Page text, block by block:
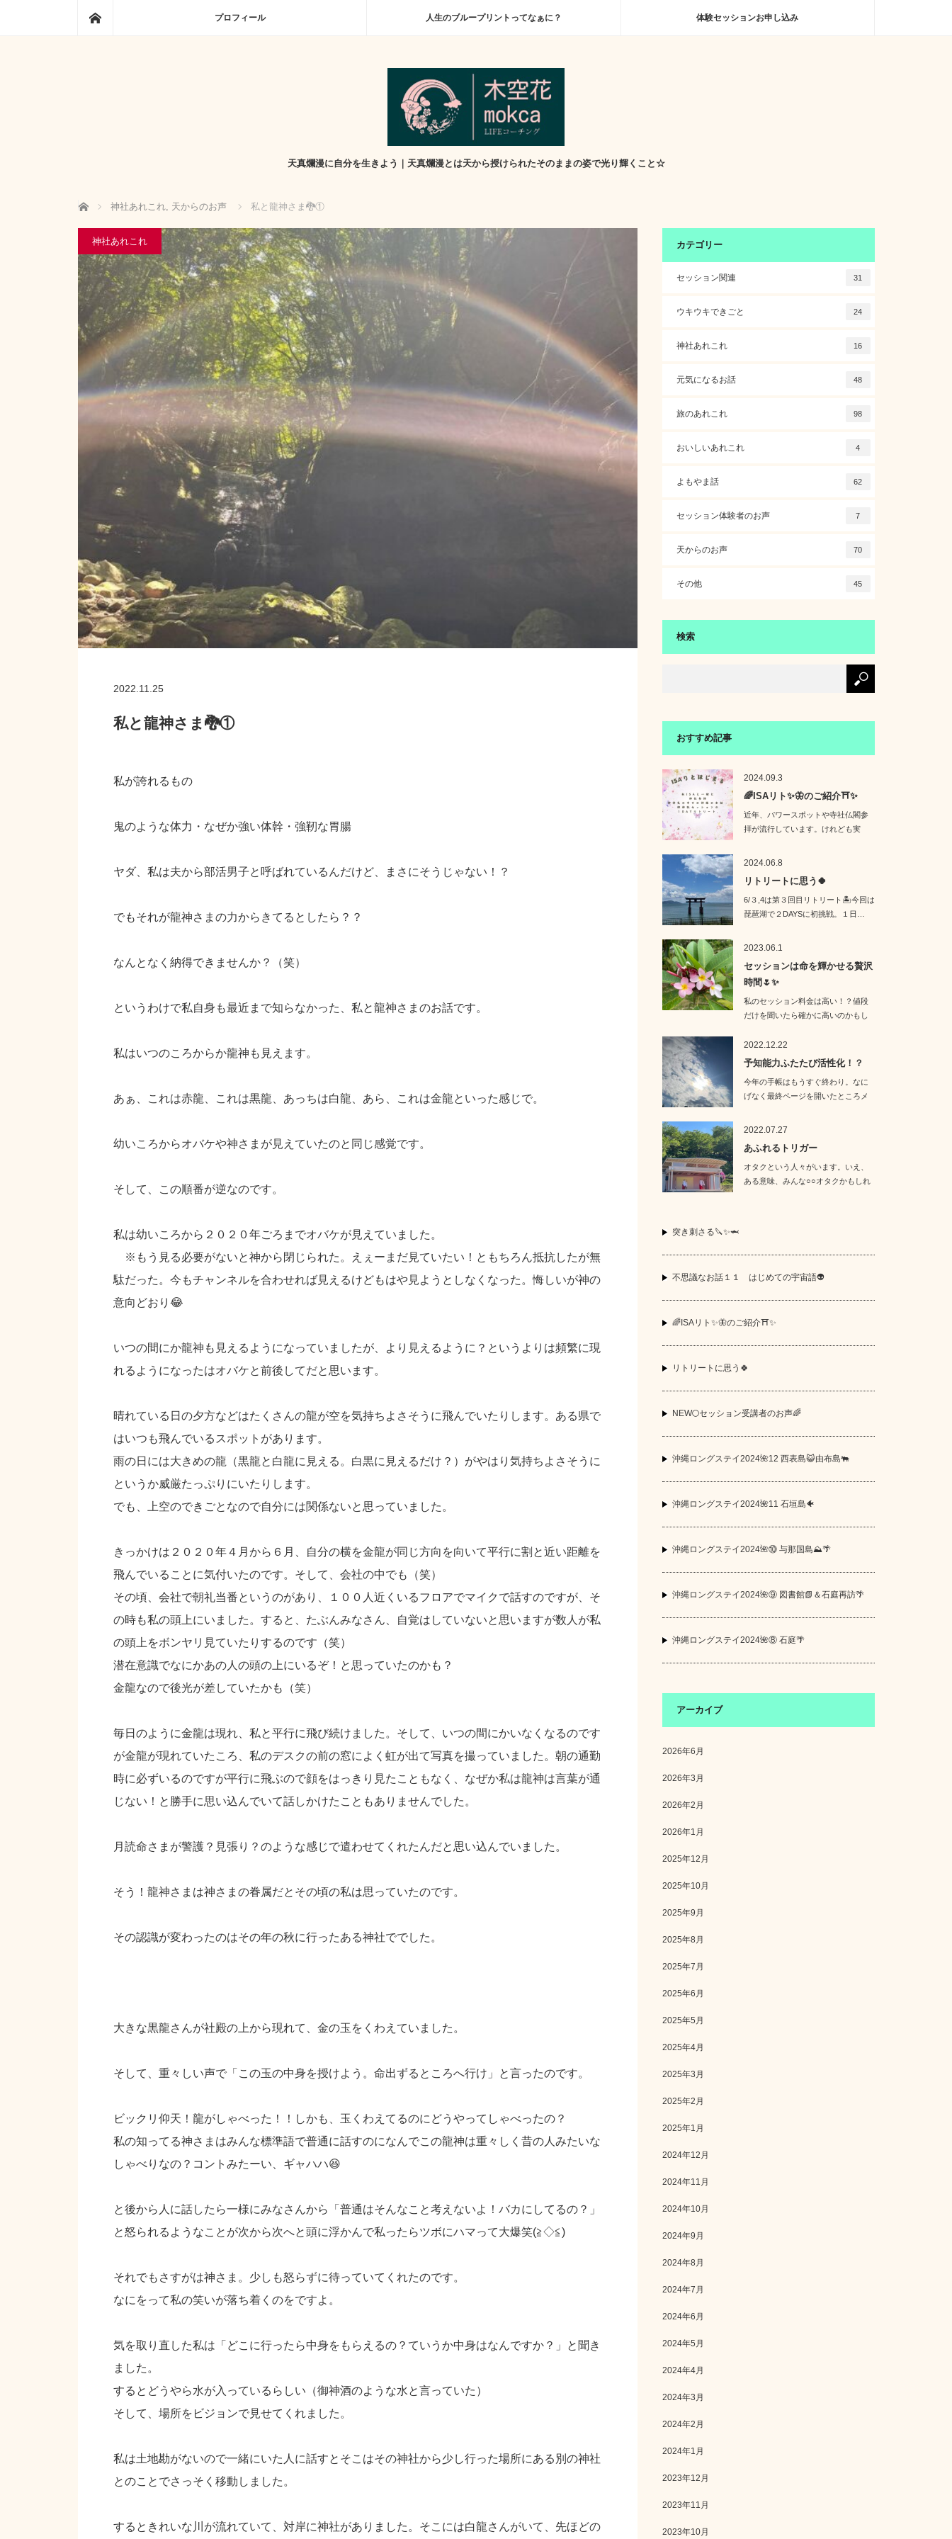
プロフィール 人生のブループリントってなぁに？ 体験セッションお申し込み
天真爛漫に自分を生きよう｜天真爛漫とは天から授けられたそのままの姿で光り輝くこと☆
ホーム 神社あれこれ, 天からのお声 私と龍神さま🐉①
神社あれこれ
2022.11.25
私と龍神さま🐉①
私が誇れるもの
鬼のような体力・なぜか強い体幹・強靭な胃腸
ヤダ、私は夫から部活男子と呼ばれているんだけど、まさにそうじゃない！？
でもそれが龍神さまの力からきてるとしたら？？
なんとなく納得できませんか？（笑）
というわけで私自身も最近まで知らなかった、私と龍神さまのお話です。
私はいつのころからか龍神も見えます。
あぁ、これは赤龍、これは黒龍、あっちは白龍、あら、これは金龍といった感じで。
幼いころからオバケや神さまが見えていたのと同じ感覚です。
そして、この順番が逆なのです。
私は幼いころから２０２０年ごろまでオバケが見えていました。
※もう見る必要がないと神から閉じられた。えぇーまだ見ていたい！ともちろん抵抗したが無
駄だった。今もチャンネルを合わせれば見えるけどもはや見ようとしなくなった。悔しいが神の
意向どおり😂
いつの間にか龍神も見えるようになっていましたが、より見えるように？というよりは頻繁に現
れるようになったはオバケと前後してだと思います。
晴れている日の夕方などはたくさんの龍が空を気持ちよさそうに飛んでいたりします。ある県で
はいつも飛んでいるスポットがあります。
雨の日には大きめの龍（黒龍と白龍に見える。白黒に見えるだけ？）がやはり気持ちよさそうに
というか威厳たっぷりにいたりします。
でも、上空のできごとなので自分には関係ないと思っていました。
きっかけは２０２０年４月から６月、自分の横を金龍が同じ方向を向いて平行に割と近い距離を
飛んでいることに気付いたのです。そして、会社の中でも（笑）
その頃、会社で朝礼当番というのがあり、１００人近くいるフロアでマイクで話すのですが、そ
の時も私の頭上にいました。すると、たぶんみなさん、自覚はしていないと思いますが数人が私
の頭上をボンヤリ見ていたりするのです（笑）
潜在意識でなにかあの人の頭の上にいるぞ！と思っていたのかも？
金龍なので後光が差していたかも（笑）
毎日のように金龍は現れ、私と平行に飛び続けました。そして、いつの間にかいなくなるのです
が金龍が現れていたころ、私のデスクの前の窓によく虹が出て写真を撮っていました。朝の通勤
時に必ずいるのですが平行に飛ぶので顔をはっきり見たこともなく、なぜか私は龍神は言葉が通
じない！と勝手に思い込んでいて話しかけたこともありませんでした。
月読命さまが警護？見張り？のような感じで遣わせてくれたんだと思い込んでいました。
そう！龍神さまは神さまの眷属だとその頃の私は思っていたのです。
その認識が変わったのはその年の秋に行ったある神社ででした。
大きな黒龍さんが社殿の上から現れて、金の玉をくわえていました。
そして、重々しい声で「この玉の中身を授けよう。命出ずるところへ行け」と言ったのです。
ビックリ仰天！龍がしゃべった！！しかも、玉くわえてるのにどうやってしゃべったの？
私の知ってる神さまはみんな標準語で普通に話すのになんでこの龍神は重々しく昔の人みたいな
しゃべりなの？コントみたーい、ギャハハ😆
と後から人に話したら一様にみなさんから「普通はそんなこと考えないよ！バカにしてるの？」
と怒られるようなことが次から次へと頭に浮かんで私ったらツボにハマって大爆笑(≧◇≦)
それでもさすがは神さま。少しも怒らずに待っていてくれたのです。
なにをって私の笑いが落ち着くのをですよ。
気を取り直した私は「どこに行ったら中身をもらえるの？ていうか中身はなんですか？」と聞き
ました。
するとどうやら水が入っているらしい（御神酒のような水と言っていた）
そして、場所をビジョンで見せてくれました。
私は土地勘がないので一緒にいた人に話すとそこはその神社から少し行った場所にある別の神社
とのことでさっそく移動しました。
するときれいな川が流れていて、対岸に神社がありました。そこには白龍さんがいて、先ほどの
カテゴリー
セッション関連 31
ウキウキできごと 24
神社あれこれ 16
元気になるお話 48
旅のあれこれ 98
おいしいあれこれ 4
よもやま話 62
セッション体験者のお声 7
天からのお声 70
その他 45
検索
おすすめ記事
2024.09.3
🌈ISAリト✨🦋のご紹介⛩️✨
近年、パワースポットや寺社仏閣参
拝が流行しています。けれども実
2024.06.8
リトリートに思う🍀
6/３,4は第３回目リトリート🏝️今回は
琵琶湖で２DAYSに初挑戦。１日…
2023.06.1
セッションは命を輝かせる贅沢
時間🌷✨
私のセッション料金は高い！？値段
だけを聞いたら確かに高いのかもし
2022.12.22
予知能力ふたたび活性化！？
今年の手帳はもうすぐ終わり。なに
げなく最終ページを開いたところメ
2022.07.27
あふれるトリガー
オタクという人々がいます。いえ、
ある意味、みんな○○オタクかもしれ
突き刺さる🔪✨🦈
不思議なお話１１ はじめての宇宙語👽
🌈ISAリト✨🦋のご紹介⛩️✨
リトリートに思う🍀
NEW🌕セッション受講者のお声🌈
沖縄ロングステイ2024🌺12 西表島😺由布島🐃
沖縄ロングステイ2024🌺11 石垣島🐠
沖縄ロングステイ2024🌺⑩ 与那国島⛰️🌴
沖縄ロングステイ2024🌺⑨ 図書館📗＆石庭再訪🌴
沖縄ロングステイ2024🌺⑧ 石庭🌴
アーカイブ
2026年6月
2026年3月
2026年2月
2026年1月
2025年12月
2025年10月
2025年9月
2025年8月
2025年7月
2025年6月
2025年5月
2025年4月
2025年3月
2025年2月
2025年1月
2024年12月
2024年11月
2024年10月
2024年9月
2024年8月
2024年7月
2024年6月
2024年5月
2024年4月
2024年3月
2024年2月
2024年1月
2023年12月
2023年11月
2023年10月